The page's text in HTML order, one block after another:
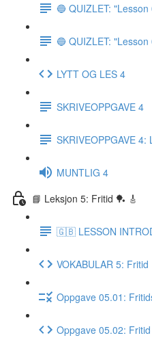
🔵 QUIZLET:
🔵 QUIZLET:
LYTT OG LES 4
SKRIVEOPPGAVE 4
SKRIVEOPPGAVE 4:
MUNTLIG 4
📘 Leksjon 5: Fritid 🏓 🎸
🇬🇧 LESSON
VOKABULAR 5: Fritid
Oppgave 05.01:
Oppgave 05.02: Fritid